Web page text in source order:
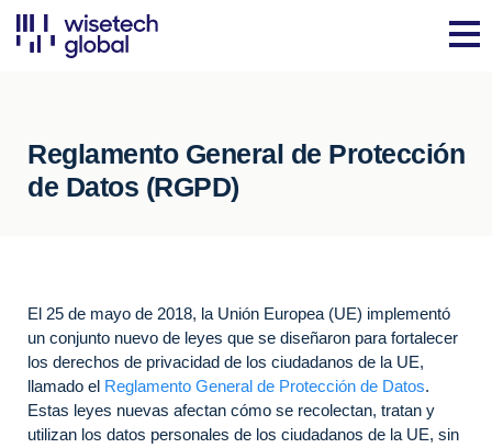
Reglamento General de Protección
de Datos (RGPD)
El 25 de mayo de 2018, la Unión Europea (UE) implementó
un conjunto nuevo de leyes que se diseñaron para fortalecer
los derechos de privacidad de los ciudadanos de la UE,
llamado el Reglamento General de Protección de Datos.
Estas leyes nuevas afectan cómo se recolectan, tratan y
utilizan los datos personales de los ciudadanos de la UE, sin